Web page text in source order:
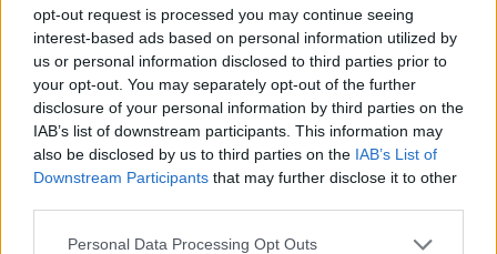
opt-out request is processed you may continue seeing
interest-based ads based on personal information utilized by
us or personal information disclosed to third parties prior to
your opt-out. You may separately opt-out of the further
disclosure of your personal information by third parties on the
IAB’s list of downstream participants. This information may
also be disclosed by us to third parties on the IAB’s List of
Downstream Participants that may further disclose it to other
Please note that this website/app uses one or more Google
Personal Data Processing Opt Outs
NB III: egzotikus helyről érkezik a III. Kerület új
igazolása
A Monor házi gólkirálya, egy NB II-es tapasztalattal rendelkező belső
védő és a Maldív-szigetekről hazatérő középpályás is Óbudán
|